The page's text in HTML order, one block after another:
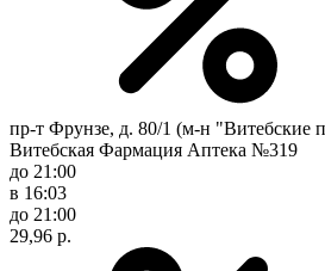
пр-т Фрунзе, д. 80/1 (м-н "Витебские
Витебская Фармация Аптека №319
до 21:00
в 16:03
до 21:00
29,96 р.